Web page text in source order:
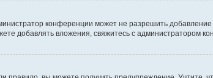
конференции может не разрешить
добавлять вложения, свяжитесь с администратором